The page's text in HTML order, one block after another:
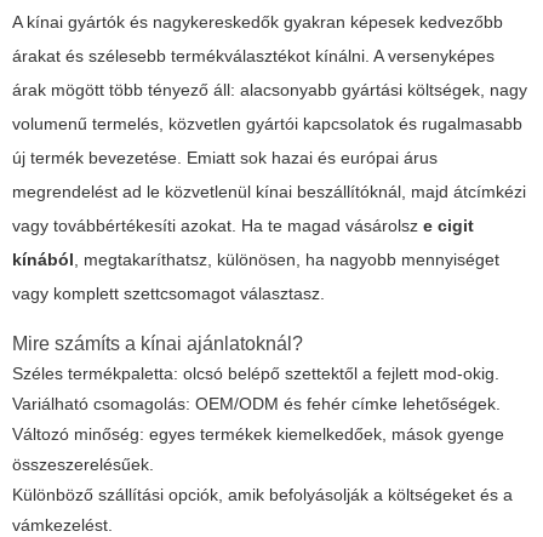
A kínai gyártók és nagykereskedők gyakran képesek kedvezőbb
árakat és szélesebb termékválasztékot kínálni. A versenyképes
árak mögött több tényező áll: alacsonyabb gyártási költségek, nagy
volumenű termelés, közvetlen gyártói kapcsolatok és rugalmasabb
új termék bevezetése. Emiatt sok hazai és európai árus
megrendelést ad le közvetlenül kínai beszállítóknál, majd átcímkézi
vagy továbbértékesíti azokat. Ha te magad vásárolsz e cigit
kínából, megtakaríthatsz, különösen, ha nagyobb mennyiséget
vagy komplett szettcsomagot választasz.
Mire számíts a kínai ajánlatoknál?
Széles termékpaletta: olcsó belépő szettektől a fejlett mod-okig.
Variálható csomagolás: OEM/ODM és fehér címke lehetőségek.
Változó minőség: egyes termékek kiemelkedőek, mások gyenge
összeszerelésűek.
Különböző szállítási opciók, amik befolyásolják a költségeket és a
vámkezelést.